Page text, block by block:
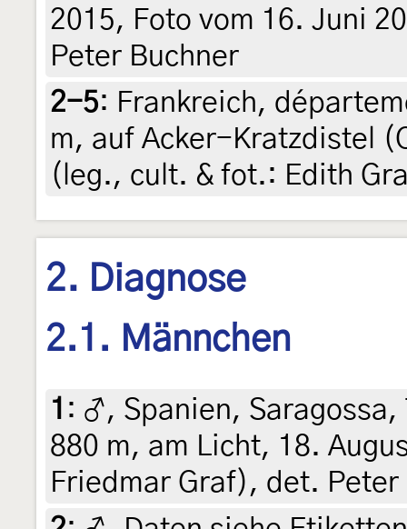
2015, Foto vom 16. Juni
Peter Buchner
2-5: Frankreich,
m, auf Acker-Kratzdistel
(leg., cult. & fot.: Edith
2. Diagnose
2.1. Männchen
1 : ♂, Spanien,
880 m, am Licht, 18.
Friedmar Graf), det. Peter